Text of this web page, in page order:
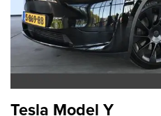
Tesla Model Y